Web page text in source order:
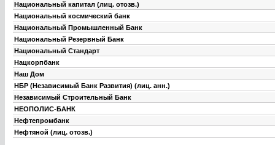
Национальный капитал (лиц. отозв.)
Национальный космический банк
Национальный Промышленный Банк
Национальный Резервный Банк
Национальный Стандарт
Нацкорпбанк
Наш Дом
НБР (Независимый Банк Развития) (лиц. анн.)
Независимый Строительный Банк
НЕОПОЛИС-БАНК
Нефтепромбанк
Нефтяной (лиц. отозв.)